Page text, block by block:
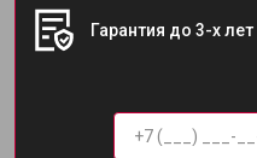
Гарантия до 3-х лет